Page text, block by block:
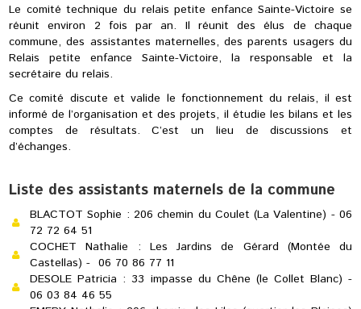
Le comité technique du relais petite enfance Sainte-Victoire se
réunit environ 2 fois par an. Il réunit des élus de chaque
commune, des assistantes maternelles, des parents usagers du
Relais petite enfance Sainte-Victoire, la responsable et la
secrétaire du relais.
Ce comité discute et valide le fonctionnement du relais, il est
informé de l’organisation et des projets, il étudie les bilans et les
comptes de résultats. C’est un lieu de discussions et
d’échanges.
Liste des assistants maternels de la commune
BLACTOT Sophie : 206 chemin du Coulet (La Valentine) - 06
72 72 64 51
COCHET Nathalie : Les Jardins de Gérard (Montée du
Castellas) - 06 70 86 77 11
DESOLE Patricia : 33 impasse du Chêne (le Collet Blanc) -
06 03 84 46 55